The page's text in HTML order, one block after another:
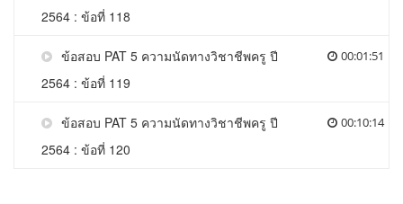
2564 : ข้อที่ 118
ข้อสอบ PAT 5 ความนัดทางวิชาชีพครู ปี
2564 : ข้อที่ 119
00:01:51
ข้อสอบ PAT 5 ความนัดทางวิชาชีพครู ปี
2564 : ข้อที่ 120
00:10:14